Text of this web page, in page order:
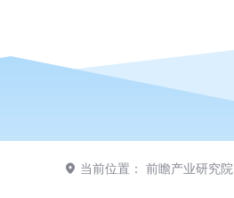
当前位置： 前瞻产业研究院